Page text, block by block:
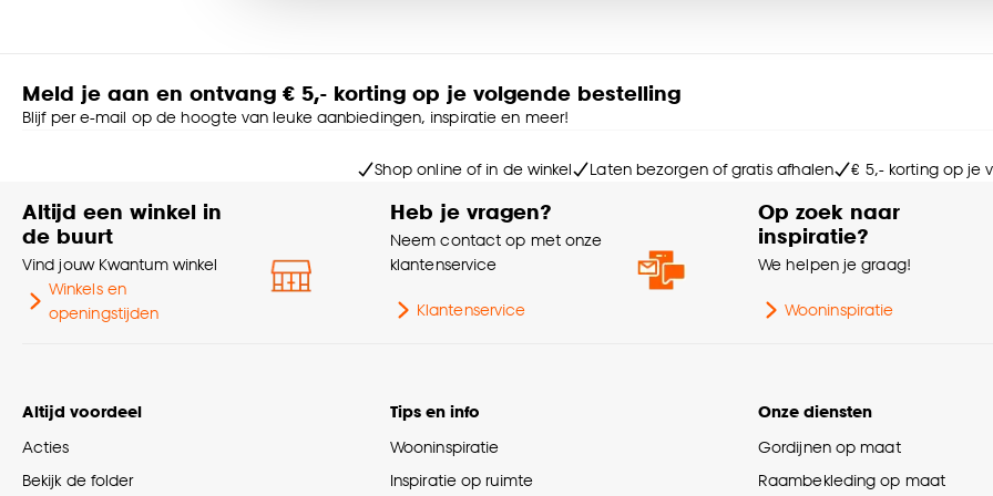
Meld je aan en ontvang € 5,- korting op je volgende bestelling
Blijf per e-mail op de hoogte van leuke aanbiedingen, inspiratie en meer!
Shop online of in de winkel Laten bezorgen of gratis afhalen € 5,- korting op je
Altijd een winkel in
de buurt
Vind jouw Kwantum winkel
Winkels en
openingstijden
Heb je vragen?
Neem contact op met onze
klantenservice
Klantenservice
Op zoek naar
inspiratie?
We helpen je graag!
Wooninspiratie
Altijd voordeel
Acties
Bekijk de folder
Tips en info
Wooninspiratie
Inspiratie op ruimte
Onze diensten
Gordijnen op maat
Raambekleding op maat